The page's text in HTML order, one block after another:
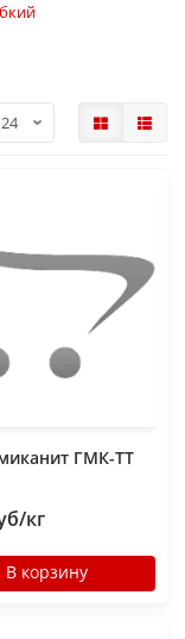
ГМК-ТТ
кг
В корзину